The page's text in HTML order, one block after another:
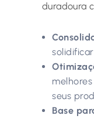
duradoura
seus
Base